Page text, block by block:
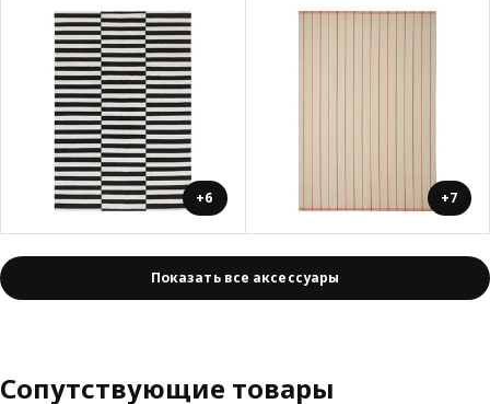
+6 +7
Показать все аксессуары
Сопутствующие товары